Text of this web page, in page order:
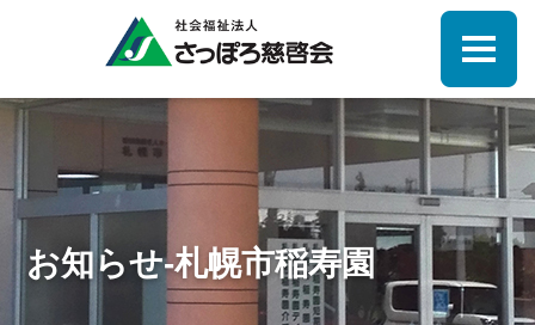
お知らせ-札幌市稲寿園